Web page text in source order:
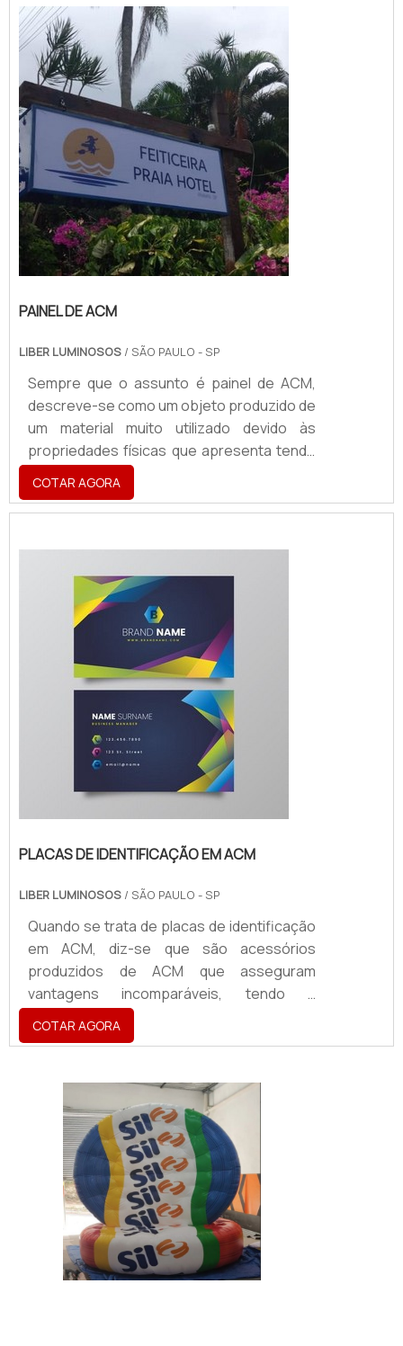
estão abrigados sob o mesmo. O
PRODUTO GARANTE DIVERSAS
APLICAÇÕESSendo assim, os toldos
podem se tornar ótimas alternativas para
pessoa...
PAINEL DE ACM
LIBER LUMINOSOS / SÃO PAULO - SP
Sempre que o assunto é painel de ACM,
descreve-se como um objeto produzido de
um material muito utilizado devido às
propriedades físicas que apresenta tendo
a aplicabilidade em atestar a identidade
visual de uma marca, sendo utilizado para a
criação
GARANTE UMA SÉRIE DE BENEFÍCIOSO
produto é, hoje, um ponto de extrema
importância para segmentos como cafés,
COTAR AGORA
PLACAS DE IDENTIFICAÇÃO EM ACM
LIBER LUMINOSOS / SÃO PAULO - SP
Quando se trata de placas de identificação
em ACM, diz-se que são acessórios
produzidos de ACM que asseguram
vantagens incomparáveis, tendo a
aplicabilidade em atestar a identidade visual
de uma marca, sendo utilizado para a
dentre vários outros acessórios.O
PRODUTO OFERECE DIVERSAS
VANTAGENSA placa vem se tornando um
produto de extrema importância para o
segmentos como cafés, restaurantes,
shoppi...
COTAR AGORA